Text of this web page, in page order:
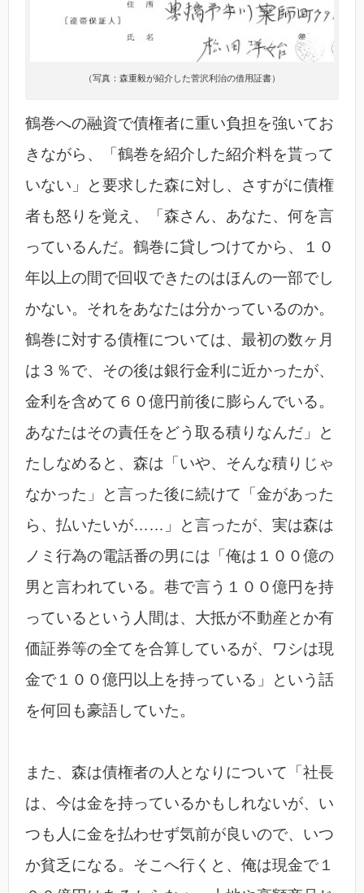
（写真：森重毅が紹介した菅沢利治の借用証書）
鶴巻への融資で債権者に重い負担を強いてお
きながら、「鶴巻を紹介した紹介料を貰って
いない」と要求した森に対し、さすがに債権
者も怒りを覚え、「森さん、あなた、何を言
っているんだ。鶴巻に貸しつけてから、１０
年以上の間で回収できたのはほんの一部でし
かない。それをあなたは分かっているのか。
鶴巻に対する債権については、最初の数ヶ月
は３％で、その後は銀行金利に近かったが、
金利を含めて６０億円前後に膨らんでいる。
あなたはその責任をどう取る積りなんだ」と
たしなめると、森は「いや、そんな積りじゃ
なかった」と言った後に続けて「金があった
ら、払いたいが……」と言ったが、実は森は
ノミ行為の電話番の男には「俺は１００億の
男と言われている。巷で言う１００億円を持
っているという人間は、大抵が不動産とか有
価証券等の全てを合算しているが、ワシは現
金で１００億円以上を持っている」という話
を何回も豪語していた。
また、森は債権者の人となりについて「社長
は、今は金を持っているかもしれないが、い
つも人に金を払わせず気前が良いので、いつ
か貧乏になる。そこへ行くと、俺は現金で１